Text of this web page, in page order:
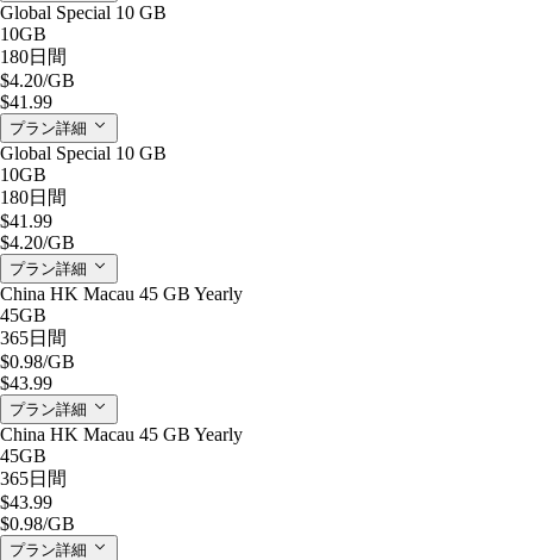
Global Special 10 GB
10GB
180日間
$4.20/GB
$41.99
プラン詳細
Global Special 10 GB
10GB
180日間
$41.99
$4.20/GB
プラン詳細
China HK Macau 45 GB Yearly
45GB
365日間
$0.98/GB
$43.99
プラン詳細
China HK Macau 45 GB Yearly
45GB
365日間
$43.99
$0.98/GB
プラン詳細